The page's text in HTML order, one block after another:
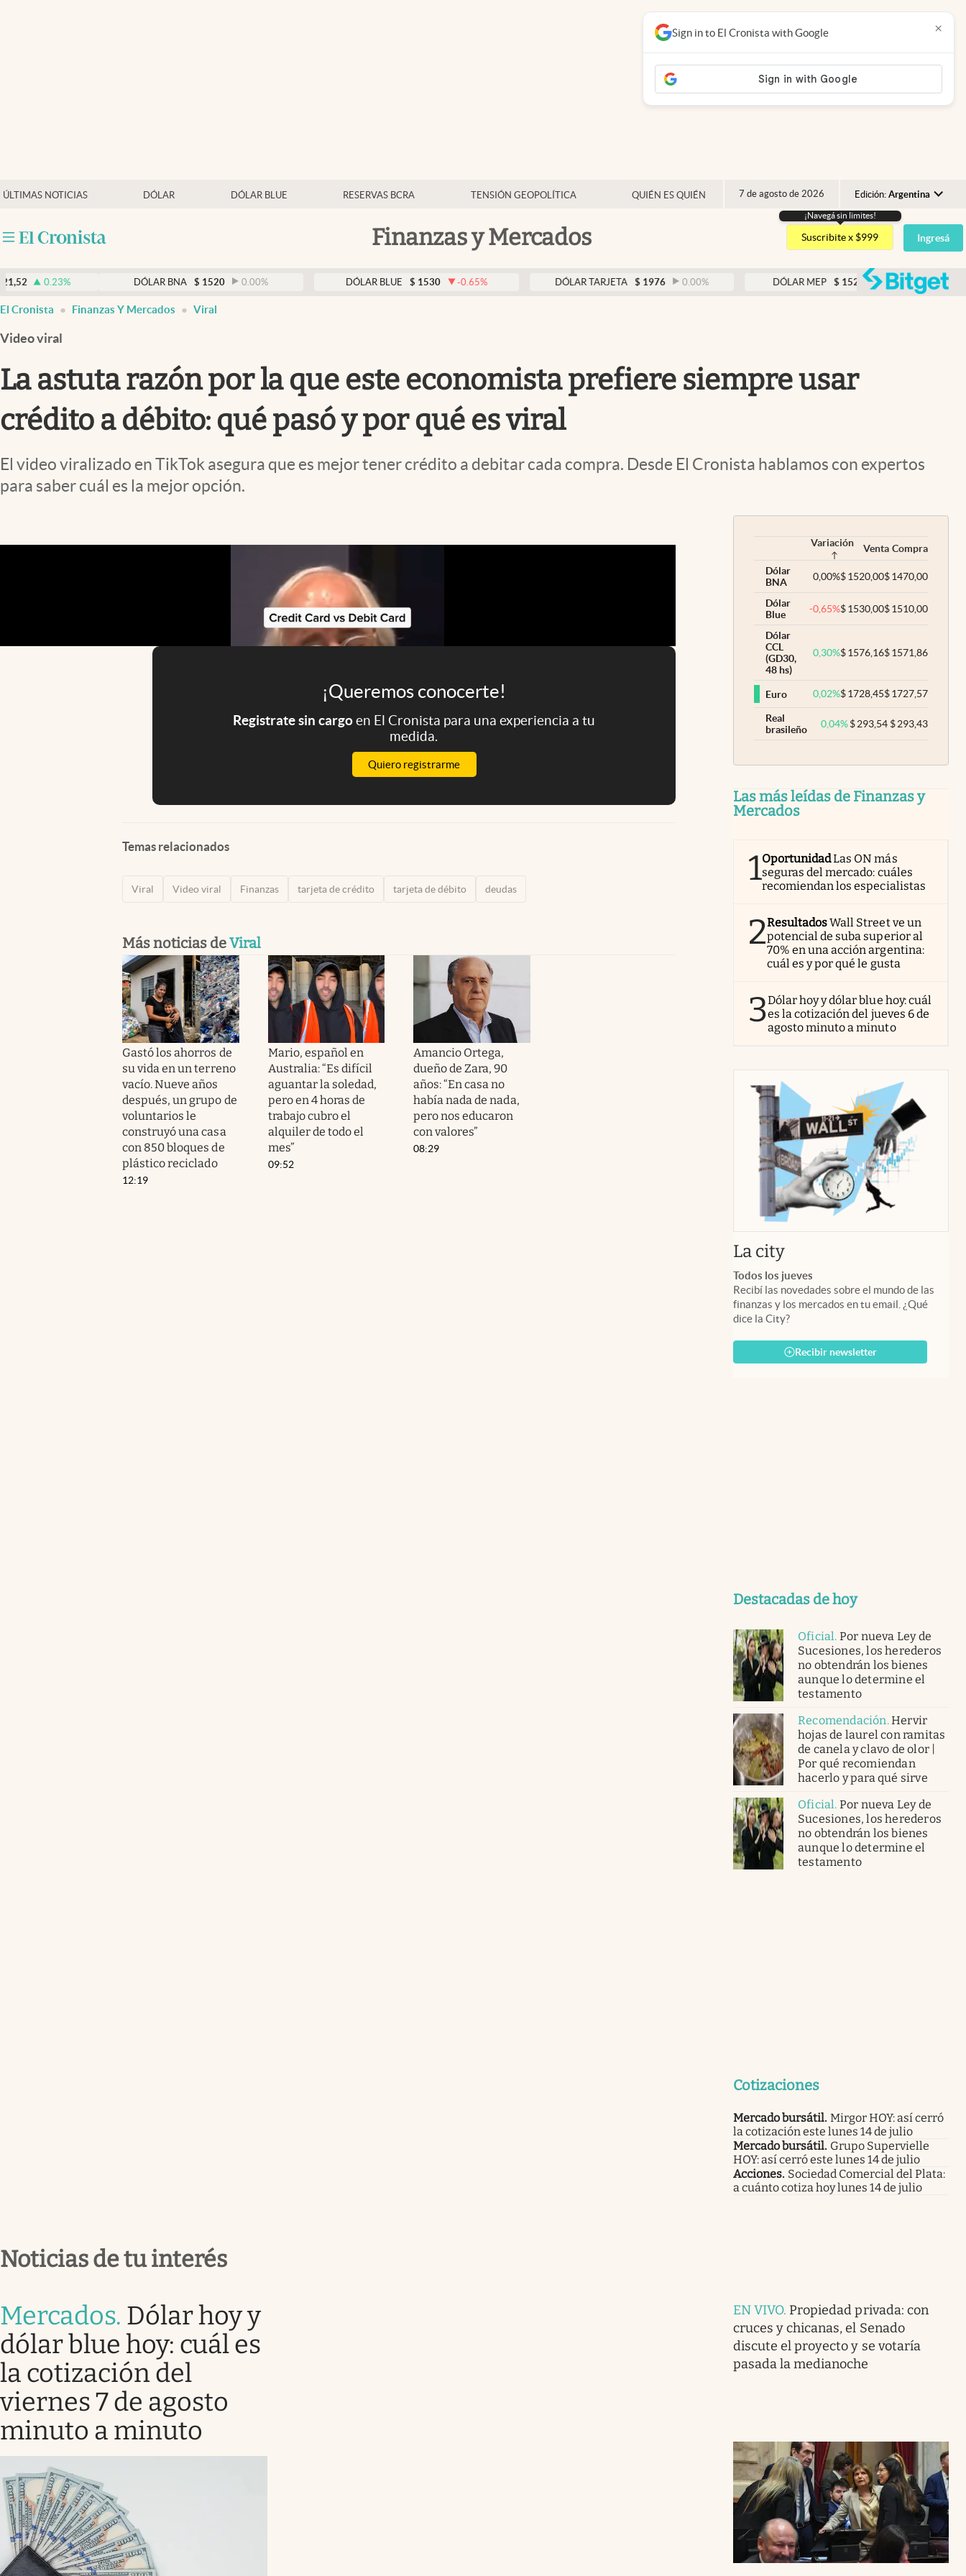
ÚLTIMAS NOTICIAS DÓLAR DÓLAR BLUE RESERVAS BCRA TENSIÓN GEOPOLÍTICA QUIÉN ES QUIÉN 7 de agosto de 2026 Edición: Argentina
Argentina
España
USA
Finanzas y Mercados
Mercados Online
Clima
Mundial 2026
El Cronista Studio
Mediakit
¡Navegá sin limites!
Suscribite x $999 Ingresá
0.23% DÓLAR BNA $ 1520 0.00% DÓLAR BLUE $ 1530 -0.65% DÓLAR TARJETA $ 1976 0.00% DÓLAR MEP $ 1521,52 0.23%
Sign in to El Cronista with Google ×
El Cronista Finanzas Y Mercados Viral
Video viral
La astuta razón por la que este economista prefiere siempre usar
crédito a débito: qué pasó y por qué es viral
El video viralizado en TikTok asegura que es mejor tener crédito a debitar cada compra. Desde El Cronista hablamos con expertos
para saber cuál es la mejor opción.
¡Queremos conocerte!
Registrate sin cargoen El Cronista para una experiencia a tu
medida.
Quiero registrarme
Temas relacionados
Viral Video viral Finanzas tarjeta de crédito tarjeta de débito deudas
Más noticias deViral
Gastó los ahorros de
su vida en un terreno
vacío. Nueve años
después, un grupo de
voluntarios le
construyó una casa
con 850 bloques de
plástico reciclado
12:19
Mario, español en
Australia: “Es difícil
aguantar la soledad,
pero en 4 horas de
trabajo cubro el
alquiler de todo el
mes”
09:52
Amancio Ortega,
dueño de Zara, 90
años: “En casa no
había nada de nada,
pero nos educaron
con valores”
08:29
Variación Venta Compra
Dólar
BNA
0,00%$1520,00$1470,00
Dólar
Blue
-0,65%$1530,00$1510,00
Dólar
CCL
(GD30,
48 hs)
0,30%$1576,16$1571,86
Euro 0,02%$1728,45$1727,57
Real
brasileño
0,04% $293,54 $293,43
Las más leídas de Finanzas y
Mercados
1OportunidadLas ON más
seguras del mercado: cuáles
recomiendan los especialistas
2ResultadosWall Street ve un
potencial de suba superior al
70% en una acción argentina:
cuál es y por qué le gusta
3Dólar hoy y dólar blue hoy: cuál
es la cotización del jueves 6 de
agosto minuto a minuto
La cityabre en nueva pestaña
Todos los jueves
Recibí las novedades sobre el mundo de las
finanzas y los mercados en tu email. ¿Qué
dice la City?
Recibir newsletter
Destacadas de hoy
Oficial. Por nueva Ley de
Sucesiones, los herederos
no obtendrán los bienes
aunque lo determine el
testamento
Recomendación.Hervir
hojas de laurel con ramitas
de canela y clavo de olor |
Por qué recomiendan
hacerlo y para qué sirve
Oficial. Por nueva Ley de
Sucesiones, los herederos
no obtendrán los bienes
aunque lo determine el
testamento
Cotizaciones
Mercado bursátil. Mirgor HOY: así cerró
la cotización este lunes 14 de julio
Mercado bursátil. Grupo Supervielle
HOY: así cerró este lunes 14 de julio
Acciones. Sociedad Comercial del Plata:
a cuánto cotiza hoy lunes 14 de julio
Noticias de tu interés
Mercados. Dólar hoy y
dólar blue hoy: cuál es
la cotización del
viernes 7 de agosto
minuto a minuto
EN VIVO. Propiedad privada: con
cruces y chicanas, el Senado
discute el proyecto y se votaría
pasada la medianoche